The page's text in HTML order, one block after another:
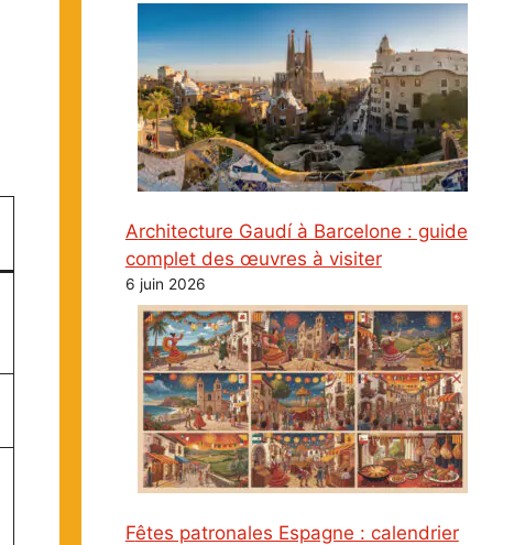
Architecture Gaudí à Barcelone : guide
complet des œuvres à visiter
6 juin 2026
Fêtes patronales Espagne : calendrier